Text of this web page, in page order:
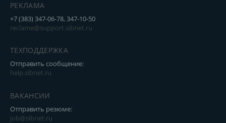
РЕКЛАМА
+7 (383) 347-06-78, 347-10-50
reclame@support.sibnet.ru
ТЕХПОДДЕРЖКА
Отправить сообщение:
help.sibnet.ru
ВАКАНСИИ
Отправить резюме:
job@sibnet.ru